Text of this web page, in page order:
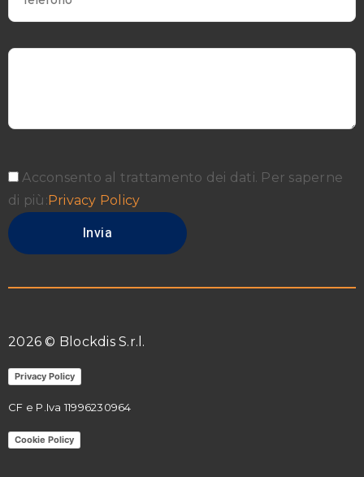
Acconsento al trattamento dei dati. Per saperne
di più: Privacy Policy
2026 © Blockdis S.r.l.
Privacy Policy
CF e P.Iva 11996230964
Cookie Policy